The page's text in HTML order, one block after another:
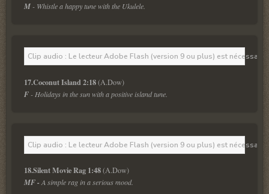
M - Whistle a happy tune with the Ukulele.
Clip audio : Le lecteur Adobe Flash (version 9 ou plus) est
17.Coconut Island 2:18 (A.Dow)
F - Holidays in the sun with a positive island tune.
Clip audio : Le lecteur Adobe Flash (version 9 ou plus) est
18.Silent Movie Rag 1:48 (A.Dow)
MF - A simple rag in a serious mood.